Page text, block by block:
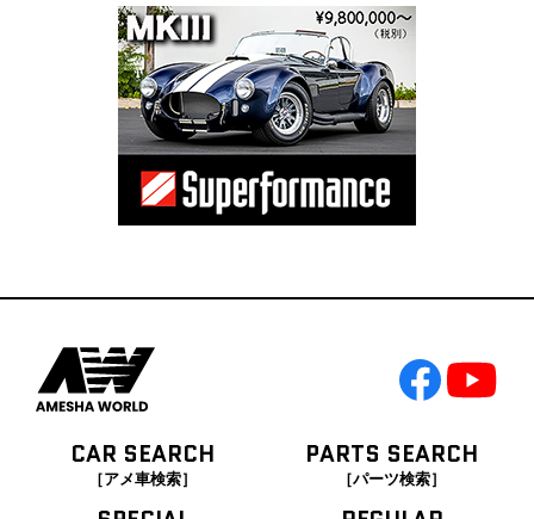
CAR SEARCH
［アメ車検索］
PARTS SEARCH
［パーツ検索］